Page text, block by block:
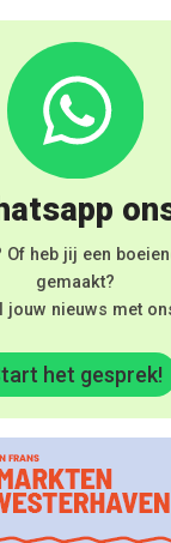
Of heb jij een
gemaakt?
jouw nieuws met
het gesprek!